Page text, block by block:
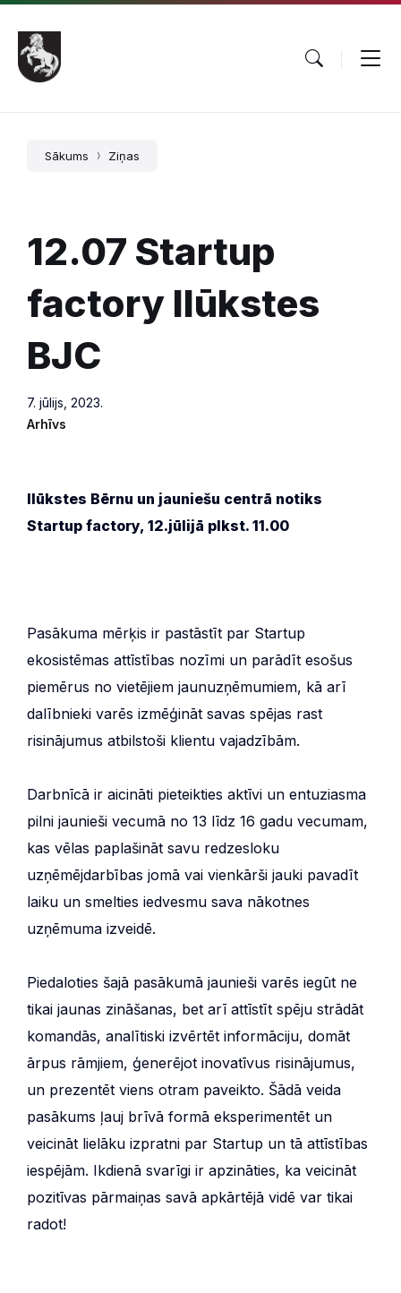
Pāriet
saturu
Skip
main
navigation
Skip
footer
Sākums Ziņas
12.07 Startup
factory Ilūkstes
BJC
7. jūlijs, 2023.
Arhīvs
Ilūkstes Bērnu un jauniešu centrā notiks
Startup factory, 12.jūlijā plkst. 11.00
Pasākuma mērķis ir pastāstīt par Startup
ekosistēmas attīstības nozīmi un parādīt esošus
piemērus no vietējiem jaunuzņēmumiem, kā arī
dalībnieki varēs izmēģināt savas spējas rast
risinājumus atbilstoši klientu vajadzībām.
Darbnīcā ir aicināti pieteikties aktīvi un entuziasma
pilni jaunieši vecumā no 13 līdz 16 gadu vecumam,
kas vēlas paplašināt savu redzesloku
uzņēmējdarbības jomā vai vienkārši jauki pavadīt
laiku un smelties iedvesmu sava nākotnes
uzņēmuma izveidē.
Piedaloties šajā pasākumā jaunieši varēs iegūt ne
tikai jaunas zināšanas, bet arī attīstīt spēju strādāt
komandās, analītiski izvērtēt informāciju, domāt
ārpus rāmjiem, ģenerējot inovatīvus risinājumus,
un prezentēt viens otram paveikto. Šādā veida
pasākums ļauj brīvā formā eksperimentēt un
veicināt lielāku izpratni par Startup un tā attīstības
iespējām. Ikdienā svarīgi ir apzināties, ka veicināt
pozitīvas pārmaiņas savā apkārtējā vidē var tikai
radot!